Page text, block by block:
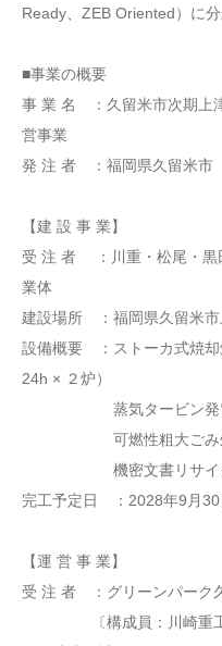
Ready、ZEB Oriented）に
■事業の概要
事 業 名 ：久留米市次期上
営事業
発 注 者 ：福岡県久留米市
【建 設 事 業】
受 注 者 ：川重・松尾・黒
業体
建設場所 ：福岡県久留米市
設備概要 ：ストーカ式
24h × ２炉）
蒸気タービン発
可燃性粗大ごみ処
機密文書リサイク
完工予定日 ：2028年9月30
【運 営 事 業】
受 注 者 ：グリーンパーク
〔構成員：川崎重工業